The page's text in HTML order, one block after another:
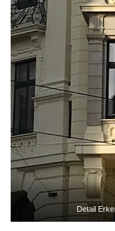
Detail